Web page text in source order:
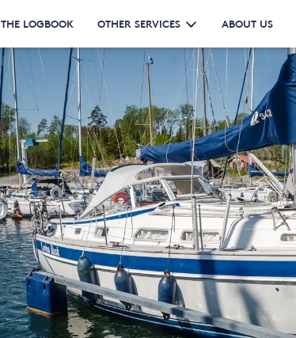
THE LOGBOOK OTHER SERVICES ABOUT US